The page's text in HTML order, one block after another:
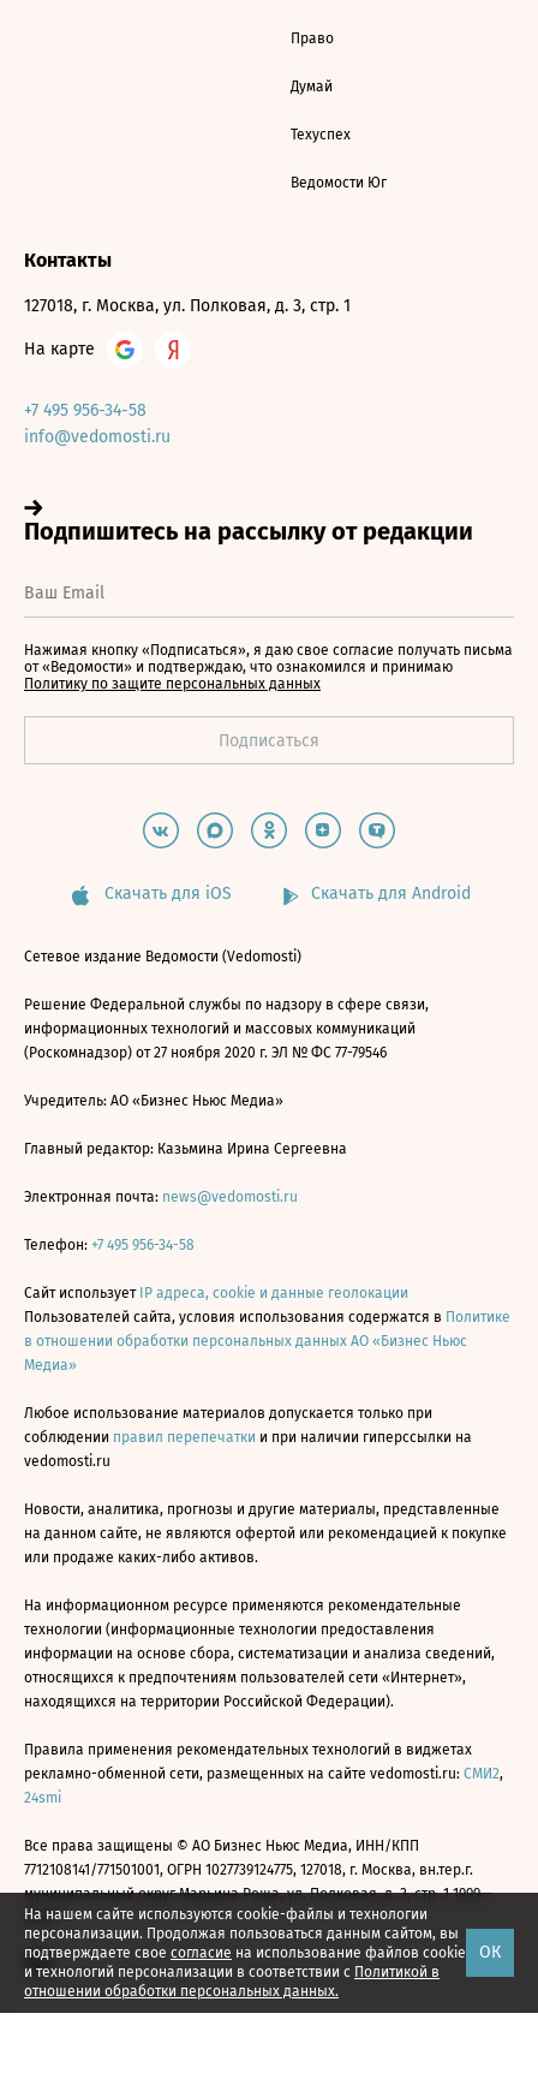
На нашем сайте используются cookie-файлы и технологии
персонализации. Продолжая пользоваться данным сайтом, вы
подтверждаете свое согласие на использование файлов cookie
и технологий персонализации в соответствии с Политикой в
отношении обработки персональных данных.
ОК
Право
Думай
Техуспех
Ведомости Юг
Контакты
127018, г. Москва, ул. Полковая, д. 3, стр. 1
На карте
+7 495 956-34-58
info@vedomosti.ru
Нажимая кнопку «Подписаться», я даю свое согласие получать письма
от «Ведомости» и подтверждаю, что ознакомился и принимаю
Политику по защите персональных данных
Скачать для iOS Скачать для Android
Сетевое издание Ведомости (Vedomosti)
Решение Федеральной службы по надзору в сфере связи,
информационных технологий и массовых коммуникаций
(Роскомнадзор) от 27 ноября 2020 г. ЭЛ № ФС 77-79546
Учредитель: АО «Бизнес Ньюс Медиа»
Главный редактор: Казьмина Ирина Сергеевна
Электронная почта: news@vedomosti.ru
Телефон: +7 495 956-34-58
Сайт использует IP адреса, cookie и данные геолокации
Пользователей сайта, условия использования содержатся в Политике
в отношении обработки персональных данных АО «Бизнес Ньюс
Медиа»
Любое использование материалов допускается только при
соблюдении правил перепечатки и при наличии гиперссылки на
vedomosti.ru
Новости, аналитика, прогнозы и другие материалы, представленные
на данном сайте, не являются офертой или рекомендацией к покупке
или продаже каких-либо активов.
На информационном ресурсе применяются рекомендательные
технологии (информационные технологии предоставления
информации на основе сбора, систематизации и анализа сведений,
относящихся к предпочтениям пользователей сети «Интернет»,
находящихся на территории Российской Федерации).
Правила применения рекомендательных технологий в виджетах
рекламно-обменной сети, размещенных на сайте vedomosti.ru: СМИ2,
24smi
Все права защищены © АО Бизнес Ньюс Медиа, ИНН/КПП
7712108141/771501001, ОГРН 1027739124775, 127018, г. Москва, вн.тер.г.
муниципальный округ Марьина Роща, ул. Полковая, д. 3, стр. 1 1999—
2026